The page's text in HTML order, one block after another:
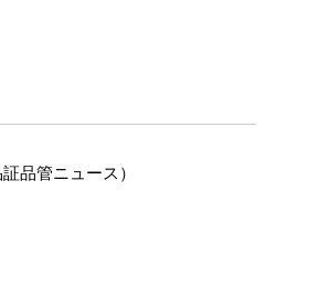
品管ニュース）